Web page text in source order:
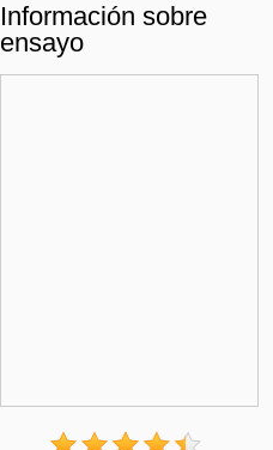
Información sobre
ensayo